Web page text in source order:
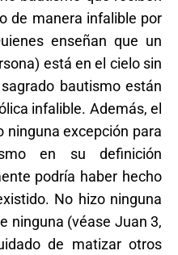
de manera infalible por
enseñan que un
está en el cielo sin
bautismo están
infalible. Además, el
ninguna excepción para
en su definición
podría haber hecho
No hizo ninguna
ninguna (véase Juan 3,
de matizar otros